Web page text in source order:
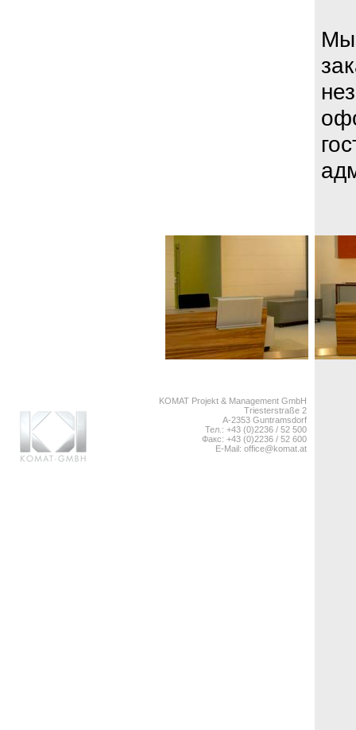
Мы
KOMAT Projekt & Management GmbH
Triesterstraße 2
A-2353 Guntramsdorf
Тел.: +43 (0)2236 / 52 500
Факс: +43 (0)2236 / 52 600
E-Mail: office@komat.at